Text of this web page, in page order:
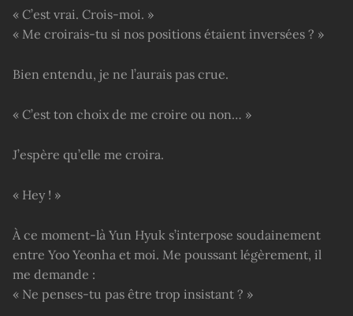
« C’est vrai. Crois-moi. »
« Me croirais-tu si nos positions étaient inversées ? »
Bien entendu, je ne l’aurais pas crue.
« C’est ton choix de me croire ou non… »
J’espère qu’elle me croira.
« Hey ! »
À ce moment-là Yun Hyuk s’interpose soudainement
entre Yoo Yeonha et moi. Me poussant légèrement, il
me demande :
« Ne penses-tu pas être trop insistant ? »